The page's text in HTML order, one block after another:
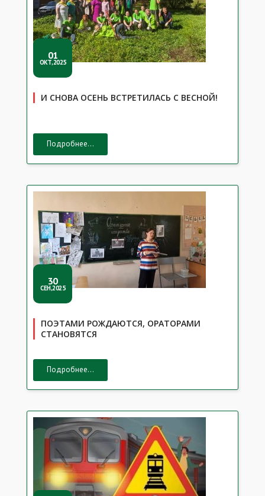
01
ОКТ,2025
И СНОВА ОСЕНЬ ВСТРЕТИЛАСЬ С ВЕСНОЙ!
Подробнее...
30
СЕН,2025
ПОЭТАМИ РОЖДАЮТСЯ, ОРАТОРАМИ
СТАНОВЯТСЯ
Подробнее...